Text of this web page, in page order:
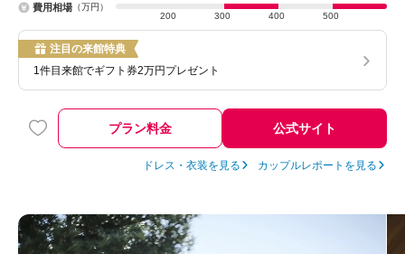
費用相場 （万円）
200
300 400 500
注目の来館特典
1件目来館でギフト券2万円プレゼント
プラン料金 公式サイト
ドレス・衣装を見る カップルレポートを見る